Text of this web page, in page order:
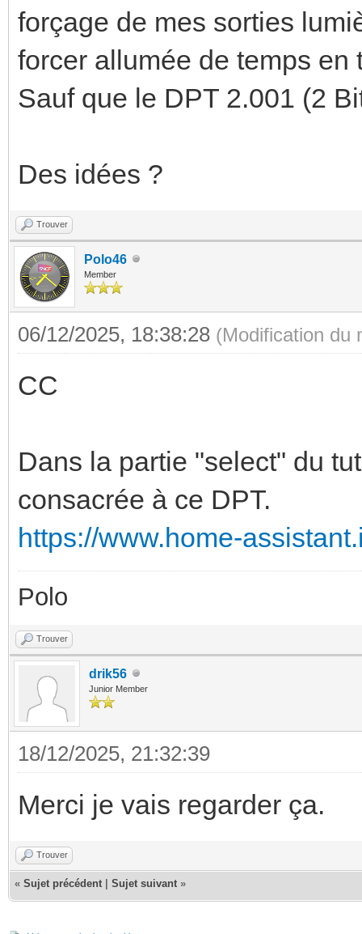
forçage de mes sorties
forcer allumée de temps en
Sauf que le DPT 2.001 (2
Des idées ?
Trouver
Polo46
Member
06/12/2025, 18:38:28 (Modification du
CC
Dans la partie "select" du
consacrée à ce DPT.
https://www.home-
Polo
Trouver
drik56
Junior Member
18/12/2025, 21:32:39
Merci je vais regarder ça.
Trouver
« Sujet précédent Sujet suivant »